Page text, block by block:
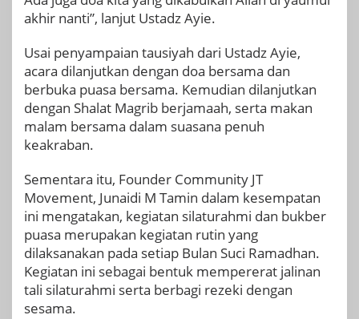
akhir nanti”, lanjut Ustadz Ayie.
Usai penyampaian tausiyah dari Ustadz Ayie,
acara dilanjutkan dengan doa bersama dan
berbuka puasa bersama. Kemudian dilanjutkan
dengan Shalat Magrib berjamaah, serta makan
malam bersama dalam suasana penuh
keakraban.
Sementara itu, Founder Community JT
Movement, Junaidi M Tamin dalam kesempatan
ini mengatakan, kegiatan silaturahmi dan bukber
puasa merupakan kegiatan rutin yang
dilaksanakan pada setiap Bulan Suci Ramadhan.
Kegiatan ini sebagai bentuk mempererat jalinan
tali silaturahmi serta berbagi rezeki dengan
sesama.